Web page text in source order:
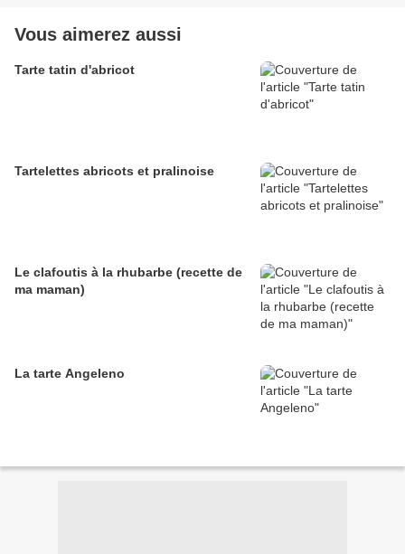
Vous aimerez aussi
Tarte tatin d'abricot
Tartelettes abricots et pralinoise
Le clafoutis à la rhubarbe (recette de
ma maman)
La tarte Angeleno